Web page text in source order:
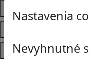
Nastavenia
Nevyhnutné
Predmety
Témy
Platformy